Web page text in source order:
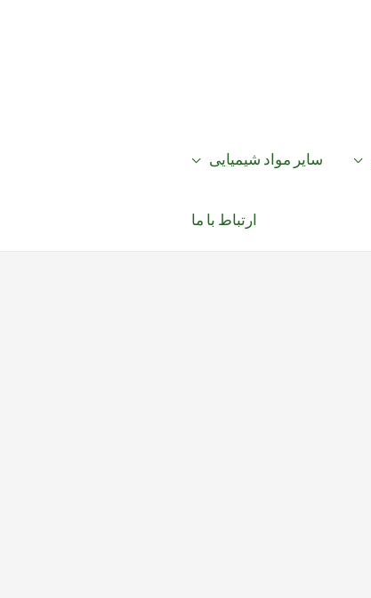
سایر مواد شیمیایی
ارتباط با ما